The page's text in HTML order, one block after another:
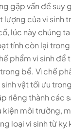
gặp vấn đề suy
lượng của vi sinh
lúc này chúng
tính còn lại
phẩm vi sinh để
bể. Vì chế
vật tối ưu
riêng thành các
môi trường,
loại vi sinh từ kỵ